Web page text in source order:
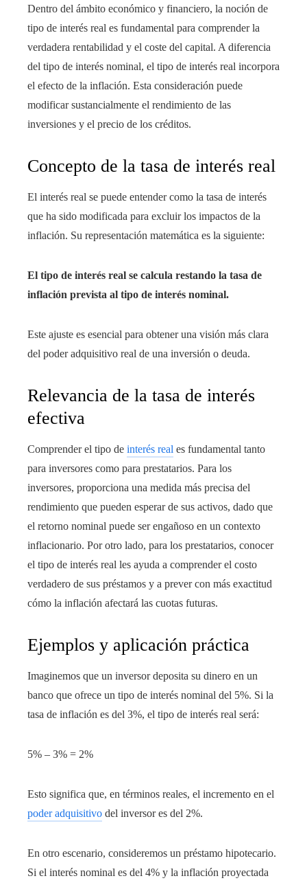
Dentro del ámbito económico y financiero, la noción de
tipo de interés real es fundamental para comprender la
verdadera rentabilidad y el coste del capital. A diferencia
del tipo de interés nominal, el tipo de interés real incorpora
el efecto de la inflación. Esta consideración puede
modificar sustancialmente el rendimiento de las
inversiones y el precio de los créditos.
Concepto de la tasa de interés real
El interés real se puede entender como la tasa de interés
que ha sido modificada para excluir los impactos de la
inflación. Su representación matemática es la siguiente:
El tipo de interés real se calcula restando la tasa de
inflación prevista al tipo de interés nominal.
Este ajuste es esencial para obtener una visión más clara
del poder adquisitivo real de una inversión o deuda.
Relevancia de la tasa de interés
efectiva
Comprender el tipo de interés real es fundamental tanto
para inversores como para prestatarios. Para los
inversores, proporciona una medida más precisa del
rendimiento que pueden esperar de sus activos, dado que
el retorno nominal puede ser engañoso en un contexto
inflacionario. Por otro lado, para los prestatarios, conocer
el tipo de interés real les ayuda a comprender el costo
verdadero de sus préstamos y a prever con más exactitud
cómo la inflación afectará las cuotas futuras.
Ejemplos y aplicación práctica
Imaginemos que un inversor deposita su dinero en un
banco que ofrece un tipo de interés nominal del 5%. Si la
tasa de inflación es del 3%, el tipo de interés real será:
5% – 3% = 2%
Esto significa que, en términos reales, el incremento en el
poder adquisitivo del inversor es del 2%.
En otro escenario, consideremos un préstamo hipotecario.
Si el interés nominal es del 4% y la inflación proyectada